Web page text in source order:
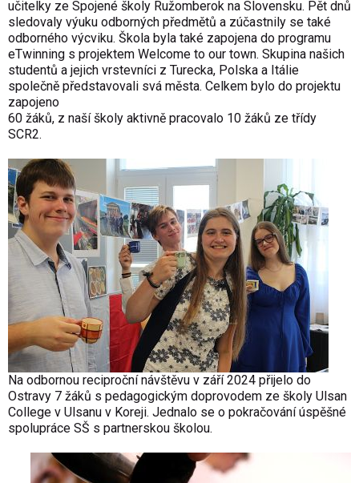
učitelky ze Spojené školy Ružomberok na Slovensku. Pět dnů
sledovaly výuku odborných předmětů a zúčastnily se také
odborného výcviku. Škola byla také zapojena do programu
eTwinning s projektem Welcome to our town. Skupina našich
studentů a jejich vrstevníci z Turecka, Polska a Itálie
společně představovali svá města. Celkem bylo do projektu
zapojeno
60 žáků, z naší školy aktivně pracovalo 10 žáků ze třídy
SCR2.
Na odbornou reciproční návštěvu v září 2024 přijelo do
Ostravy 7 žáků s pedagogickým doprovodem ze školy Ulsan
College v Ulsanu v Koreji. Jednalo se o pokračování úspěšné
spolupráce SŠ s partnerskou školou.